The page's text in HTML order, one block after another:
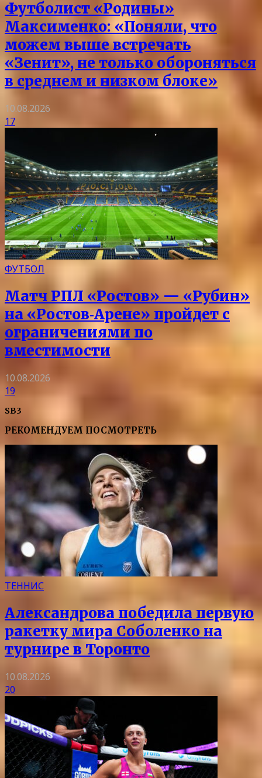
Футболист «Родины»
Максименко: «Поняли, что
можем выше встречать
«Зенит», не только обороняться
в среднем и низком блоке»
10.08.2026
17
ФУТБОЛ
Матч РПЛ «Ростов» — «Рубин»
на «Ростов‑Арене» пройдет с
ограничениями по
вместимости
10.08.2026
19
SB3
РЕКОМЕНДУЕМ ПОСМОТРЕТЬ
ТЕННИС
Александрова победила первую
ракетку мира Соболенко на
турнире в Торонто
10.08.2026
20